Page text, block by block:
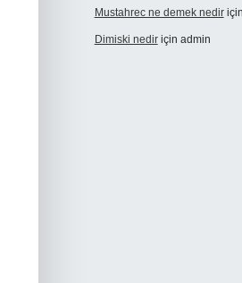
Mustahrec ne demek nediriçin
Dimiski nediriçin admin